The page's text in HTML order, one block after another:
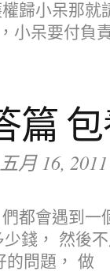
歸小呆那就
小呆要付負
篇
月 16,
都會遇到
錢， 然後
的問題，